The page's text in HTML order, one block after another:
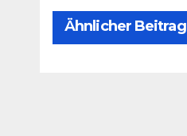
Ähnlicher Beitrag